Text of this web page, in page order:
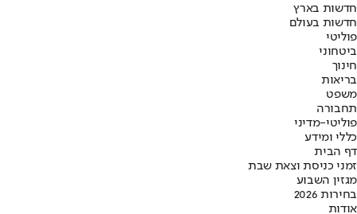
חדשות בארץ
חדשות בעולם
פוליטי
ביטחוני
חינוך
בריאות
משפט
תחבורה
פוליטי-מדיני
כללי ומידע
דף הבית
זמני כניסת וצאת שבת
מגזין השבוע
בחירות 2026
אודות